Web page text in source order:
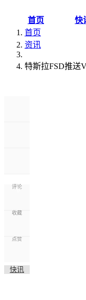
首页 快
首页
资讯
特斯拉FSD推送
0
评论
收藏
点赞
快讯